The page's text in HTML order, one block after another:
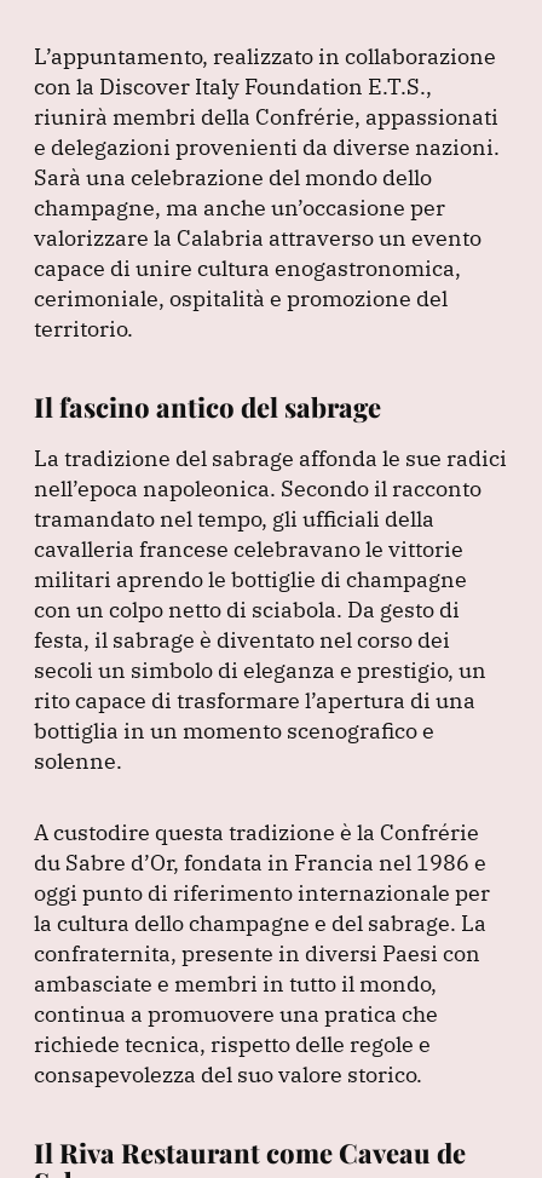
L’appuntamento, realizzato in collaborazione
con la Discover Italy Foundation E.T.S.,
riunirà membri della Confrérie, appassionati
e delegazioni provenienti da diverse nazioni.
Sarà una celebrazione del mondo dello
champagne, ma anche un’occasione per
valorizzare la Calabria attraverso un evento
capace di unire cultura enogastronomica,
cerimoniale, ospitalità e promozione del
territorio.
Il fascino antico del sabrage
La tradizione del sabrage affonda le sue radici
nell’epoca napoleonica. Secondo il racconto
tramandato nel tempo, gli ufficiali della
cavalleria francese celebravano le vittorie
militari aprendo le bottiglie di champagne
con un colpo netto di sciabola. Da gesto di
festa, il sabrage è diventato nel corso dei
secoli un simbolo di eleganza e prestigio, un
rito capace di trasformare l’apertura di una
bottiglia in un momento scenografico e
solenne.
A custodire questa tradizione è la Confrérie
du Sabre d’Or, fondata in Francia nel 1986 e
oggi punto di riferimento internazionale per
la cultura dello champagne e del sabrage. La
confraternita, presente in diversi Paesi con
ambasciate e membri in tutto il mondo,
continua a promuovere una pratica che
richiede tecnica, rispetto delle regole e
consapevolezza del suo valore storico.
Il Riva Restaurant come Caveau de